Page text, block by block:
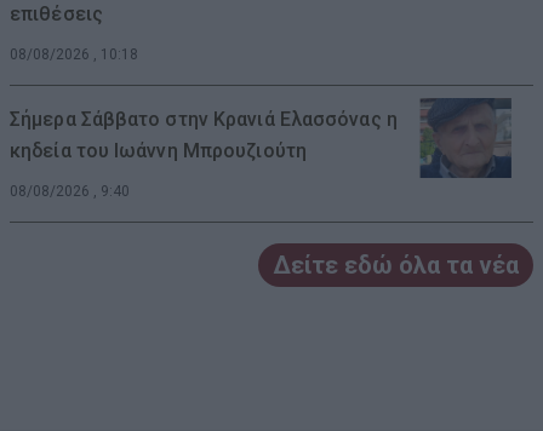
επιθέσεις
08/08/2026 , 10:18
Σήμερα Σάββατο στην Κρανιά Ελασσόνας η
κηδεία του Ιωάννη Μπρουζιούτη
08/08/2026 , 9:40
Δείτε εδώ όλα τα νέα